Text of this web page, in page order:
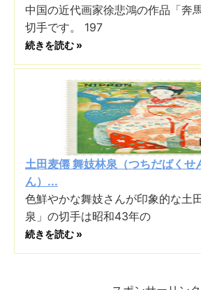
中国の近代画家徐悲鴻の作品「奔
切手です。 197
続きを読む »
土田麦僊 舞妓林泉（つちだばくせ
ん）...
色鮮やかな舞妓さんが印象的な土
泉」の切手は昭和43年の
続きを読む »